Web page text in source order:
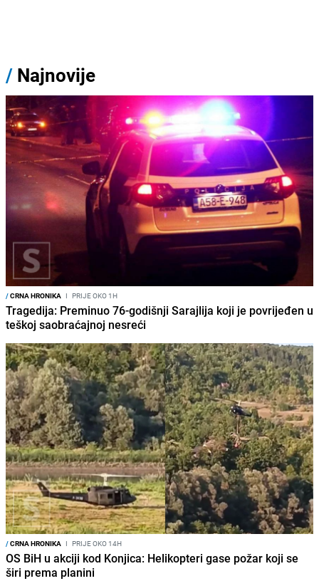
/ Najnovije
/CRNA HRONIKA I PRIJE OKO 1H
Tragedija: Preminuo 76-godišnji Sarajlija koji je povrijeđen u
teškoj saobraćajnoj nesreći
/CRNA HRONIKA I PRIJE OKO 14H
OS BiH u akciji kod Konjica: Helikopteri gase požar koji se
širi prema planini